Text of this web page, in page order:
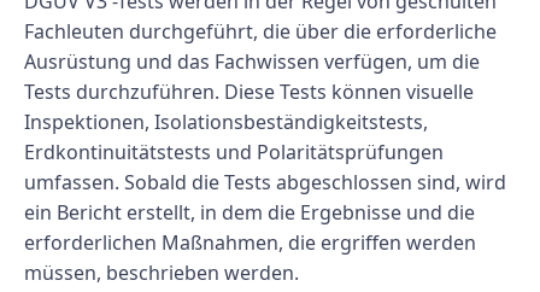
Fachleuten durchgeführt, die über die erforderliche
Ausrüstung und das Fachwissen verfügen, um die
Tests durchzuführen. Diese Tests können visuelle
Inspektionen, Isolationsbeständigkeitstests,
Erdkontinuitätstests und Polaritätsprüfungen
umfassen. Sobald die Tests abgeschlossen sind, wird
ein Bericht erstellt, in dem die Ergebnisse und die
erforderlichen Maßnahmen, die ergriffen werden
müssen, beschrieben werden.